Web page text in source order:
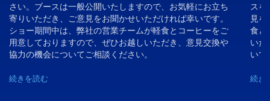
さい。ブースは一般公開いたしますので、お気軽にお立ち
寄りいただき、ご意見をお聞かせいただければ幸いです。
ショー期間中は、弊社の営業チームが軽食とコーヒーをご
用意しておりますので、ぜひお越しいただき、意見交換や
協力の機会についてご相談ください。
続きを読む
スを
見
食と
いた
いで
続き